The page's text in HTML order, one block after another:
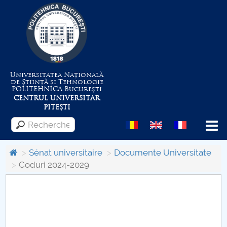
Universitatea Națională
de Știință și Tehnologie
POLITEHNICABucurești
CENTRUL UNIVERSITAR
PITEȘTI
Menu
Despre Universitate
Sénat universitaire
Documente Universitate
Coduri 2024-2029